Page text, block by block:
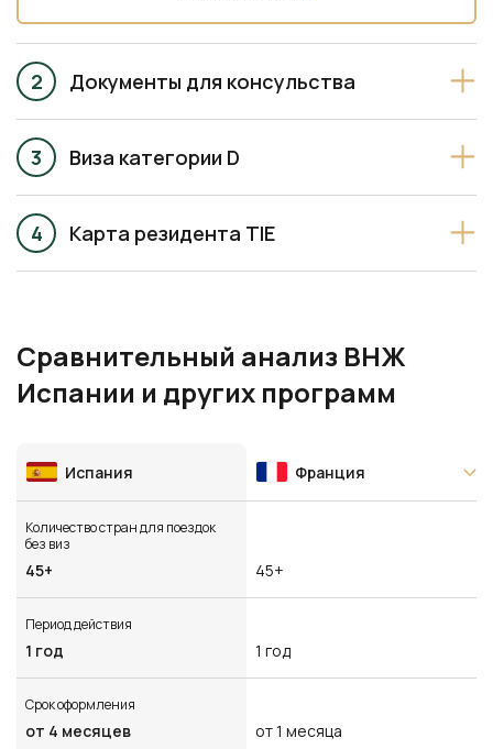
Документы для консульства
Виза категории D
Карта резидента TIE
Сравнительный анализ ВНЖ
Испании и других программ
Испания Франция
Количество стран для поездок
без виз
45+ 45+
Период действия
1 год 1 год
Срок оформления
от 4 месяцев от 1 месяца